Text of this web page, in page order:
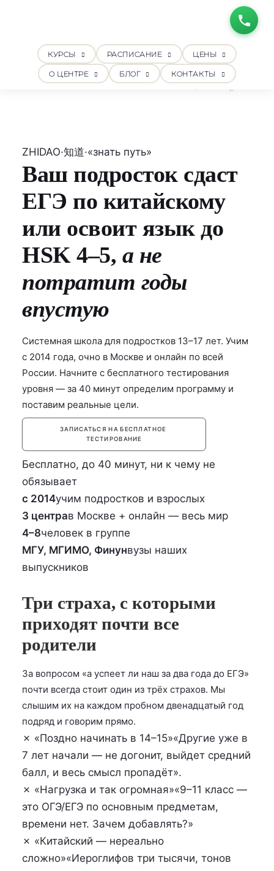
КУРСЫ РАСПИСАНИЕ ЦЕНЫ
О ЦЕНТРЕ БЛОГ КОНТАКТЫ
ZHIDAO·知道·«знать путь»
Ваш подросток сдаст
ЕГЭ по китайскому
или освоит язык до
HSK 4–5, а не
потратит годы
впустую
Системная школа для подростков 13–17 лет. Учим
с 2014 года, очно в Москве и онлайн по всей
России. Начните с бесплатного тестирования
уровня — за 40 минут определим программу и
поставим реальные цели.
ЗАПИСАТЬСЯ НА БЕСПЛАТНОЕ
ТЕСТИРОВАНИЕ
Бесплатно, до 40 минут, ни к чему не
обязывает
с 2014учим подростков и взрослых
3 центрав Москве + онлайн — весь мир
4–8человек в группе
МГУ, МГИМО, Финунвузы наших
выпускников
Три страха, с которыми
приходят почти все
родители
За вопросом «а успеет ли наш за два года до ЕГЭ»
почти всегда стоит один из трёх страхов. Мы
слышим их на каждом пробном двенадцатый год
подряд и говорим прямо.
✗ «Поздно начинать в 14–15»«Другие уже в
7 лет начали — не догонит, выйдет средний
балл, и весь смысл пропадёт».
✗ «Нагрузка и так огромная»«9–11 класс —
это ОГЭ/ЕГЭ по основным предметам,
времени нет. Зачем добавлять?»
✗ «Китайский — нереально
сложно»«Иероглифов три тысячи, тонов